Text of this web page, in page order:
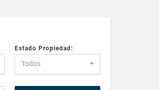
Estado Propiedad:
Todos